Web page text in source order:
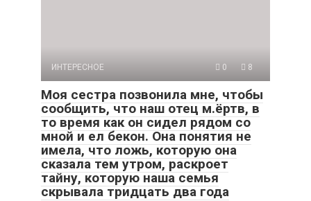
ИНТЕРЕСНОЕ 0 8
Моя сестра позвонила мне, чтобы
сообщить, что наш отец м.ёртв, в
то время как он сидел рядом со
мной и ел бекон. Она понятия не
имела, что ложь, которую она
сказала тем утром, раскроет
тайну, которую наша семья
скрывала тридцать два года